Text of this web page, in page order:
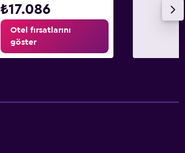
₺17.086
Otel fırsatlarını
göster